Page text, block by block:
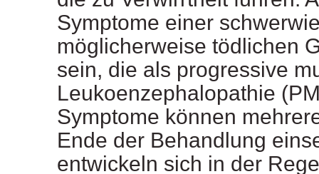
Symptome einer
möglicherweise tödlichen
sein, die als progressive
Leukoenzephalopathie
Symptome können
Ende der Behandlung
entwickeln sich in der